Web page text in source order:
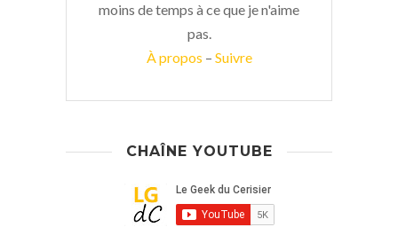
moins de temps à ce que je n'aime
pas.
À propos – Suivre
CHAÎNE YOUTUBE